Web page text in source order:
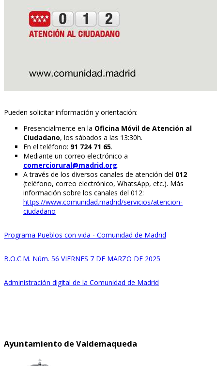
Pueden solicitar información y orientación:
Presencialmente en la Oficina Móvil de Atención al
Ciudadano, los sábados a las 13:30h.
En el teléfono: 91 724 71 65.
Mediante un correo electrónico a
comerciorural@madrid.org.
A través de los diversos canales de atención del 012
(teléfono, correo electrónico, WhatsApp, etc.). Más
información sobre los canales del 012:
https://www.comunidad.madrid/servicios/atencion-
ciudadano
Programa Pueblos con vida - Comunidad de Madrid
B.O.C.M. Núm. 56 VIERNES 7 DE MARZO DE 2025
Administración digital de la Comunidad de Madrid
Ayuntamiento de Valdemaqueda